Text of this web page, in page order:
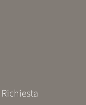
Richiesta